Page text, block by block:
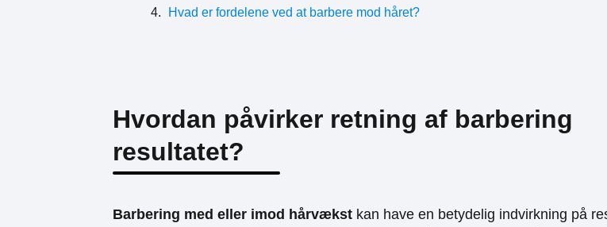
Hvad er fordelene ved at barbere mod håret?
Hvordan påvirker retning af barbering
resultatet?
Barbering med eller imod hårvækst kan have en betydelig indvirkning på